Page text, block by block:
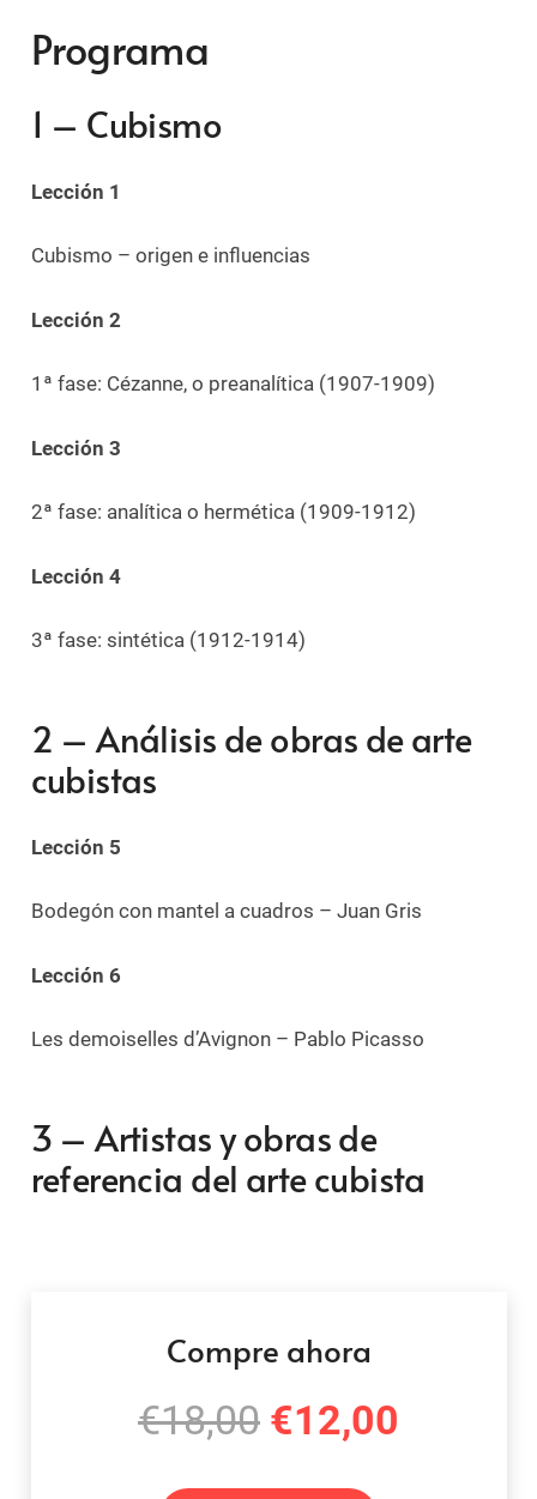
Programa
1 – Cubismo
Lección 1
Cubismo – origen e influencias
Lección 2
1ª fase: Cézanne, o preanalítica (1907-1909)
Lección 3
2ª fase: analítica o hermética (1909-1912)
Lección 4
3ª fase: sintética (1912-1914)
2 –Análisis de obras de arte
cubistas
Lección 5
Bodegón con mantel a cuadros – Juan Gris
Lección 6
Les demoiselles d’Avignon – Pablo Picasso
3 –Artistas y obras de
referencia del arte cubista
Compre ahora
€18,00 El
€12,00